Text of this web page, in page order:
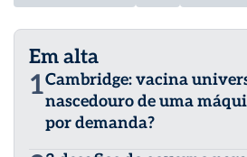
Em alta
1Cambridge: vacina
nascedouro de uma
por demanda?